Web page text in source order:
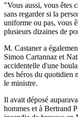
"Vous aussi, vous êtes
sans regarder si la
uniforme ou pas, vous
plusieurs dizaines de
M. Castaner a
Simon Cartannaz et
accidentelle d'une
des héros du quotidien
le ministre.
Il avait déposé
hommes et à Bertrand